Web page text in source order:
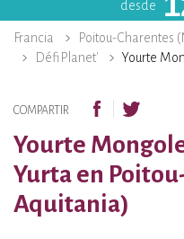
desde
Francia Poitou-Charentes
DéfiPlanet'
Yourte
COMPARTIR
Yourte
Yurta en
Aquitania)